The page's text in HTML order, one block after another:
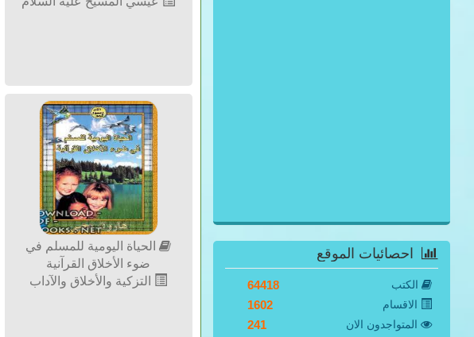
الحياة اليومية للمسلم في
ضوء الأخلاق القرآنية
التزكية والأخلاق والآداب
احصائيات الموقع
الكتب 64418
الاقسام 1602
المتواجدون الان 241